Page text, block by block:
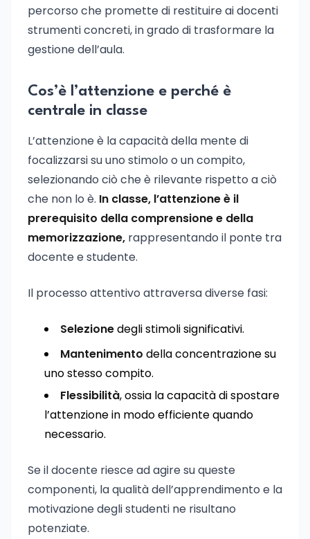
percorso che promette di restituire ai docenti
strumenti concreti, in grado di trasformare la
gestione dell’aula.
Cos’è l’attenzione e perché è
centrale in classe
L’attenzione è la capacità della mente di
focalizzarsi su uno stimolo o un compito,
selezionando ciò che è rilevante rispetto a ciò
che non lo è. In classe, l’attenzione è il
prerequisito della comprensione e della
memorizzazione, rappresentando il ponte tra
docente e studente.
Il processo attentivo attraversa diverse fasi:
Selezionedegli stimoli significativi.
Mantenimento della concentrazione su
uno stesso compito.
Flessibilità, ossia la capacità di spostare
l’attenzione in modo efficiente quando
necessario.
Se il docente riesce ad agire su queste
componenti, la qualità dell’apprendimento e la
motivazione degli studenti ne risultano
potenziate.